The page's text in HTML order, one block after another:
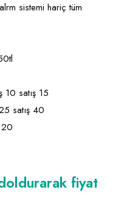
sistemi hariç tüm
10 satış 15
satış 40
20
fiyat